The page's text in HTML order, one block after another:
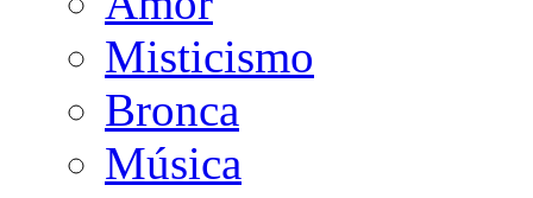
Misticismo
Bronca
Música